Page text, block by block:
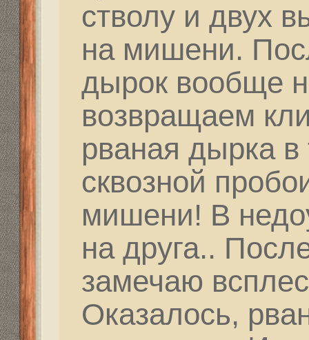
терпеливым и
сейчас достичь
всегда людям под
подвластна!
Тогда будет
правильно и дальше
Как Штирлиц
обратная сторона
Правильное
дальнейшей
этого все
Поищу я ребят,
люминия... Они тогда